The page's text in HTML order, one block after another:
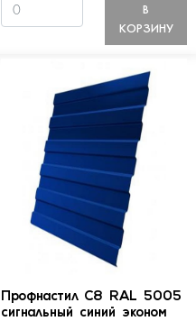
В
КОРЗИНУ
Профнастил С8 RAL 5005
сигнальный синий эконом